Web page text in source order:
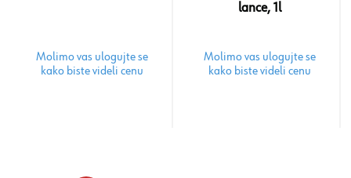
Molimo vas ulogujte se
kako biste videli cenu
lance, 1l
Molimo vas ulogujte se
kako biste videli cenu